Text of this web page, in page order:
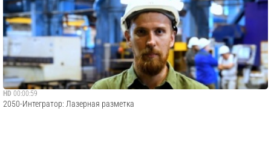
HD 00:00:59
​2050-Интегратор: Лазерная разметка